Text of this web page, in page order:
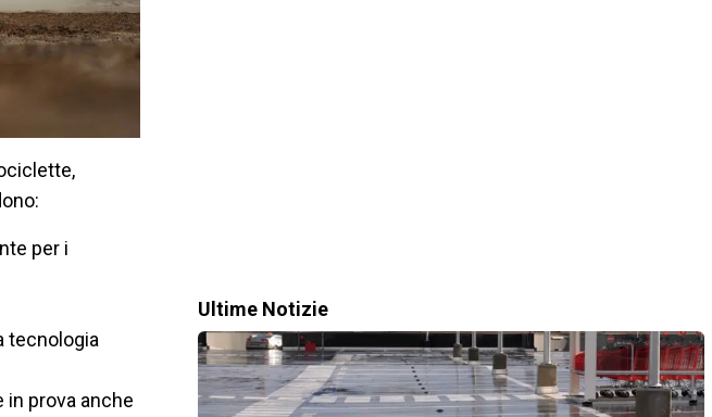
per i
tecnologia
in prova anche
Ultime Notizie